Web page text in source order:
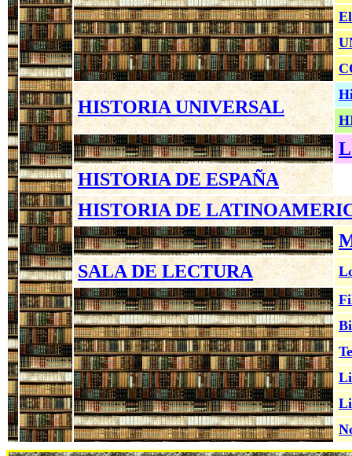
HISTORIA UNIVERSAL
HISTORIA DE ESPAÑA
HISTORIA DE
SALA DE LECTURA